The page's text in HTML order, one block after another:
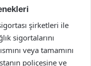
şirketleri ile
sigortalarını
veya tamamını
poliçesine ve